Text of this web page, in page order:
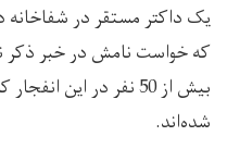
یک داکتر مستقر در شفاخانه
که خواست نامش در خبر ذکر
شده‌اند.